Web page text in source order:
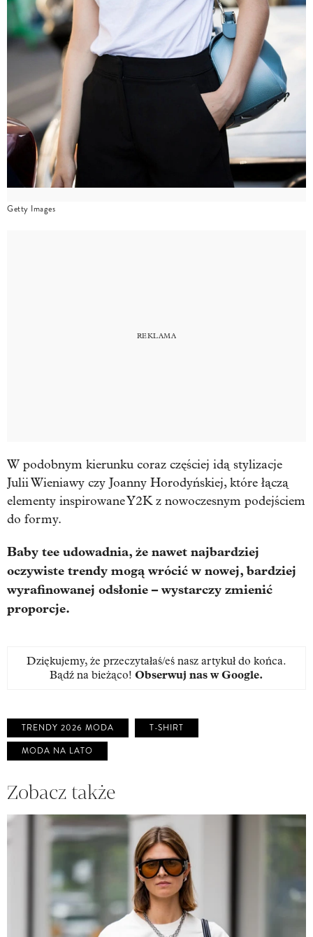
Getty Images
W podobnym kierunku coraz częściej idą stylizacje
Julii Wieniawy czy Joanny Horodyńskiej, które łączą
elementy inspirowane Y2K z nowoczesnym podejściem
do formy.
Baby tee udowadnia, że nawet najbardziej
oczywiste trendy mogą wrócić w nowej, bardziej
wyrafinowanej odsłonie – wystarczy zmienić
proporcje.
Dziękujemy, że przeczytałaś/eś nasz artykuł do końca.
Bądź na bieżąco! Obserwuj nas w Google.
TRENDY 2026 MODA
T-SHIRT
MODA NA LATO
Zobacz także